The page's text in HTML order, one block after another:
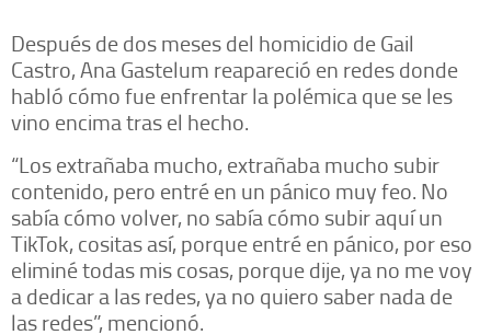
Después de dos meses del homicidio de Gail
Castro, Ana Gastelum reapareció en redes donde
habló cómo fue enfrentar la polémica que se les
vino encima tras el hecho.
“Los extrañaba mucho, extrañaba mucho subir
contenido, pero entré en un pánico muy feo. No
sabía cómo volver, no sabía cómo subir aquí un
TikTok, cositas así, porque entré en pánico, por eso
eliminé todas mis cosas, porque dije, ya no me voy
a dedicar a las redes, ya no quiero saber nada de
las redes”, mencionó.